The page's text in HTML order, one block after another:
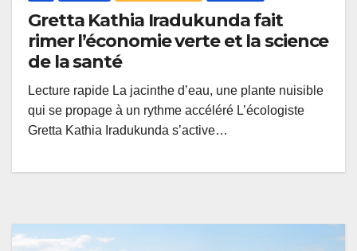
Gretta Kathia Iradukunda fait
rimer l’économie verte et la science
de la santé
Lecture rapide La jacinthe d’eau, une plante nuisible
qui se propage à un rythme accéléré L’écologiste
Gretta Kathia Iradukunda s’active…